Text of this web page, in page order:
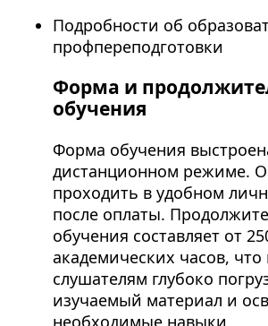
Подробности об
профпереподготовки
Форма и
обучения
Форма обучения
дистанционном режиме.
проходить в удобном
после оплаты.
обучения составляет от
академических часов, что
слушателям глубоко
изучаемый материал и
необходимые навыки